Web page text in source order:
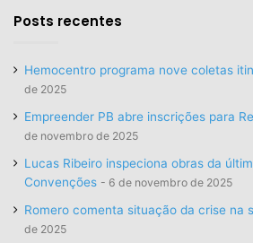
Posts recentes
Hemocentro programa nove coletas
de 2025
Empreender PB abre inscrições para
de novembro de 2025
Lucas Ribeiro inspeciona obras da
Convenções
6 de novembro de 2025
Romero comenta situação da crise na
de 2025